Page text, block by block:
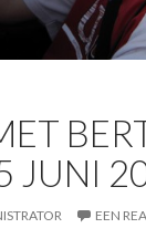
JUNI
EEN